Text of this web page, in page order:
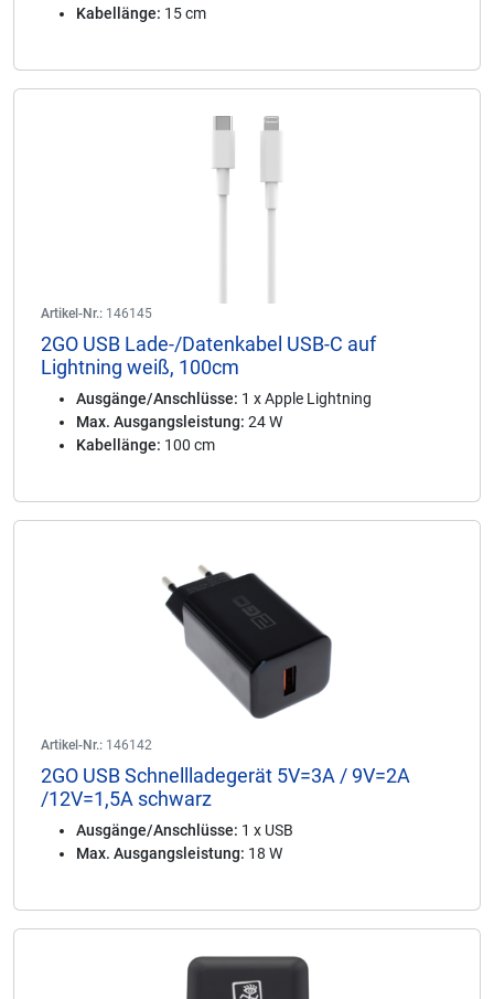
Kabellänge: 15 cm
Artikel-Nr.: 146145
2GO USB Lade-/Datenkabel USB-C auf
Lightning weiß, 100cm
Ausgänge/Anschlüsse: 1 x Apple Lightning
Max. Ausgangsleistung: 24 W
Kabellänge: 100 cm
Artikel-Nr.: 146142
2GO USB Schnellladegerät 5V=3A / 9V=2A
/12V=1,5A schwarz
Ausgänge/Anschlüsse: 1 x USB
Max. Ausgangsleistung: 18 W